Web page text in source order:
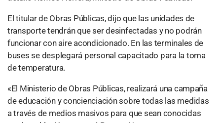
El titular de Obras Públicas, dijo que las unidades de
transporte tendrán que ser desinfectadas y no podrán
funcionar con aire acondicionado. En las terminales de
buses se desplegará personal capacitado para la toma
de temperatura.
«El Ministerio de Obras Públicas, realizará una campaña
de educación y concienciación sobre todas las medidas
a través de medios masivos para que sean conocidas